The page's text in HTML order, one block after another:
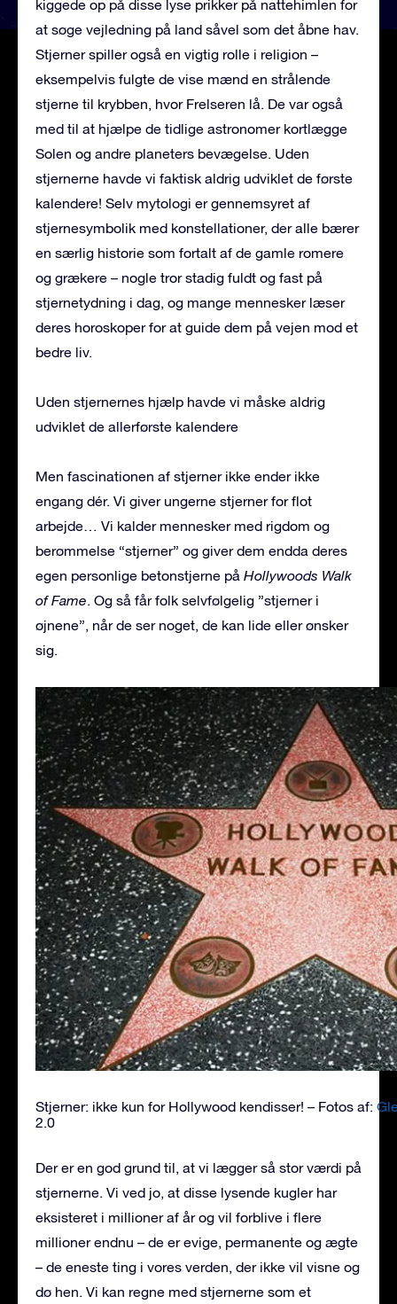
kiggede op på disse lyse prikker på nattehimlen for
at søge vejledning på land såvel som det åbne hav.
Stjerner spiller også en vigtig rolle i religion –
eksempelvis fulgte de vise mænd en strålende
stjerne til krybben, hvor Frelseren lå. De var også
med til at hjælpe de tidlige astronomer kortlægge
Solen og andre planeters bevægelse. Uden
stjernerne havde vi faktisk aldrig udviklet de første
kalendere! Selv mytologi er gennemsyret af
stjernesymbolik med konstellationer, der alle bærer
en særlig historie som fortalt af de gamle romere
og grækere – nogle tror stadig fuldt og fast på
stjernetydning i dag, og mange mennesker læser
deres horoskoper for at guide dem på vejen mod et
bedre liv.
Uden stjernernes hjælp havde vi måske aldrig
udviklet de allerførste kalendere
Men fascinationen af ​​stjerner ikke ender ikke
engang dér. Vi giver ungerne stjerner for flot
arbejde… Vi kalder mennesker med rigdom og
berømmelse “stjerner” og giver dem endda deres
egen personlige betonstjerne på Hollywoods Walk
of Fame. Og så får folk selvfølgelig ”stjerner i
øjnene”, når de ser noget, de kan lide eller ønsker
sig.
Stjerner: ikke kun for Hollywood kendisser! – Fotos af:
2.0
Der er en god grund til, at vi lægger så stor værdi på
stjernerne. Vi ved jo, at disse lysende kugler har
eksisteret i millioner af år og vil forblive i flere
millioner endnu – de er evige, permanente og ægte
– de eneste ting i vores verden, der ikke vil visne og
dø hen. Vi kan regne med stjernerne som et